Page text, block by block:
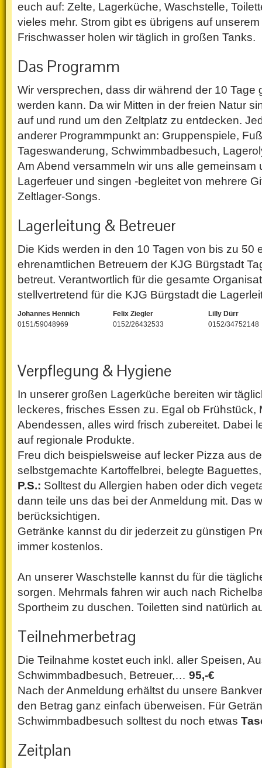
euch auf: Zelte, Lagerküche, Waschstelle,
vieles mehr. Strom gibt es übrigens auf
Frischwasser holen wir täglich in großen Tanks.
Das Programm
Wir versprechen, dass dir während der 10 Tage
werden kann. Da wir Mitten in der freien Natur
auf und rund um den Zeltplatz zu entdecken.
anderer Programmpunkt an: Gruppenspiele,
Tageswanderung, Schwimmbadbesuch,
Am Abend versammeln wir uns alle gemeinsam
Lagerfeuer und singen -begleitet von mehrere
Zeltlager-Songs.
Lagerleitung & Betreuer
Die Kids werden in den 10 Tagen von bis zu 50
ehrenamtlichen Betreuern der KJG Bürgstadt
betreut. Verantwortlich für die gesamte
stellvertretend für die KJG Bürgstadt die
Johannes Hennich
0151/59048969
Felix Ziegler
0152/26432533
Lilly Dürr
0152/34752148
Verpflegung & Hygiene
In unserer großen Lagerküche bereiten wir
leckeres, frisches Essen zu. Egal ob Frühstück,
Abendessen, alles wird frisch zubereitet. Dabei
auf regionale Produkte.
Freu dich beispielsweise auf lecker Pizza aus
selbstgemachte Kartoffelbrei, belegte
P.S.: Solltest du Allergien haben oder dich
dann teile uns das bei der Anmeldung mit. Das
berücksichtigen.
Getränke kannst du dir jederzeit zu günstigen
immer kostenlos.
An unserer Waschstelle kannst du für die
sorgen. Mehrmals fahren wir auch nach
Sportheim zu duschen. Toiletten sind natürlich
Teilnehmerbetrag
Die Teilnahme kostet euch inkl. aller Speisen,
Schwimmbadbesuch, Betreuer,… 95,-€
Nach der Anmeldung erhältst du unsere
den Betrag ganz einfach überweisen. Für
Schwimmbadbesuch solltest du noch etwas
Zeitplan